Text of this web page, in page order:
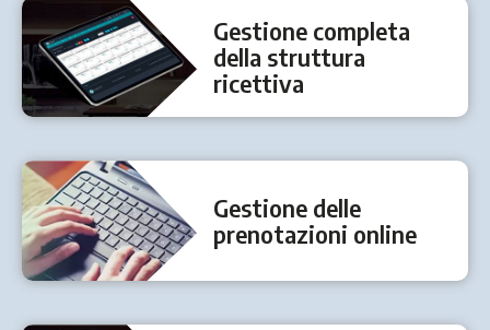
Gestione completa
della struttura
ricettiva
Gestione delle
prenotazioni online